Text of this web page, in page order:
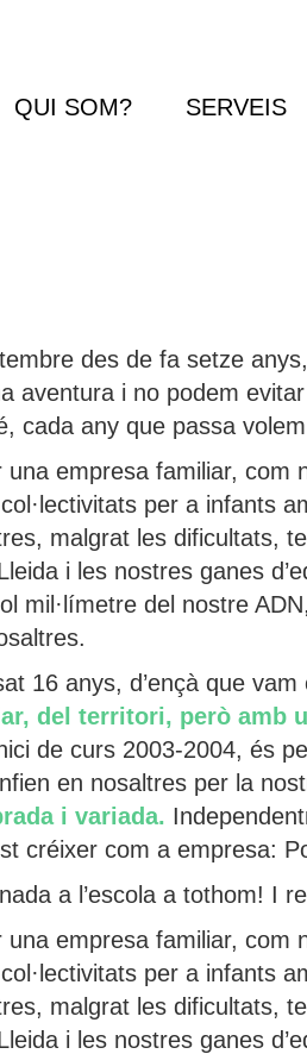
QUI SOM? SERVEIS
des de fa setze
aventura i no podem
cada any que passa
una empresa familiar, com
per a infants
malgrat les dificultats,
i les nostres ganes
mil·límetre del nostre
16 anys, d’ençà que
del territori, però amb
de curs 2003-2004, és
en nosaltres per la
i variada.
créixer com a empresa:
a l’escola a tothom! I
una empresa familiar, com
per a infants
malgrat les dificultats,
i les nostres ganes